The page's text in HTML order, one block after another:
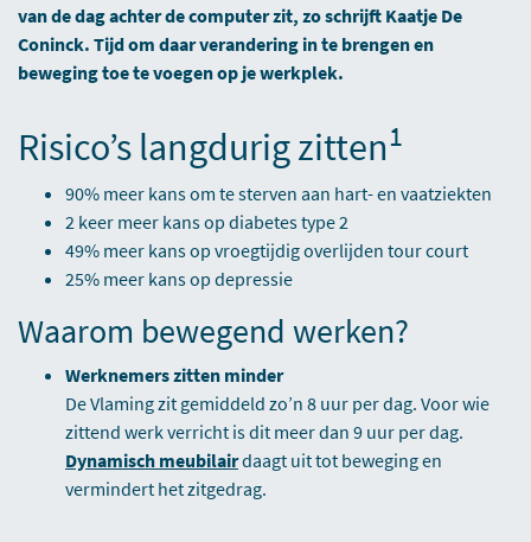
van de dag achter de computer zit, zo schrijft Kaatje De
Coninck. Tijd om daar verandering in te brengen en
beweging toe te voegen op je werkplek.
Risico’s langdurig zitten1
90% meer kans om te sterven aan hart- en vaatziekten
2 keer meer kans op diabetes type 2
49% meer kans op vroegtijdig overlijden tour court
25% meer kans op depressie
Waarom bewegend werken?
Werknemers zitten minder
De Vlaming zit gemiddeld zo’n 8 uur per dag. Voor wie
zittend werk verricht is dit meer dan 9 uur per dag.
Dynamisch meubilairdaagt uit tot beweging en
vermindert het zitgedrag.